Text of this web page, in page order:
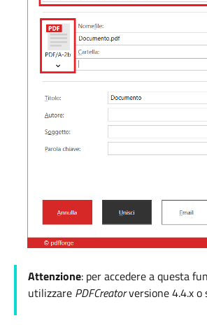
Attenzione: per accedere a questa
utilizzare PDFCreatorversione 4.4.x o